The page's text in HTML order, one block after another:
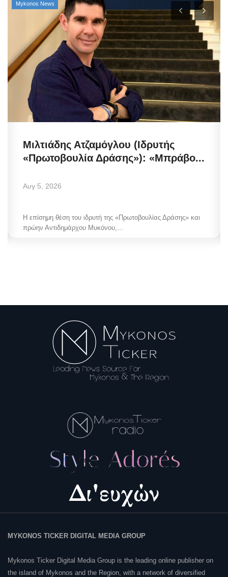
Mykonos News
Μιλτιάδης Ατζαμόγλου (Ιδρυτής
«Πρωτοβουλία Δράσης»): «Μπράβο...
Αυγ 5, 2026
Η επίσημη θέση του ιδρυτή της «Πρωτοβουλίας Δράσης» και
πρώην Αντιδημάρχου Μυκόνου,...
MYKONOS TICKER DIGITAL MEDIA GROUP
Mykonos Ticker Digital Media Group is the leading online publisher on
the island of Mykonos and the Region, with a network of diversified